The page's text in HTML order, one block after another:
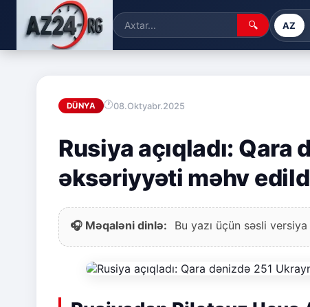
🔍 AZ
DÜNYA 08.Oktyabr.2025
Rusiya açıqladı: Qara
əksəriyyəti məhv
🎧 Məqaləni dinlə: Bu yazı üçün səsli versiya